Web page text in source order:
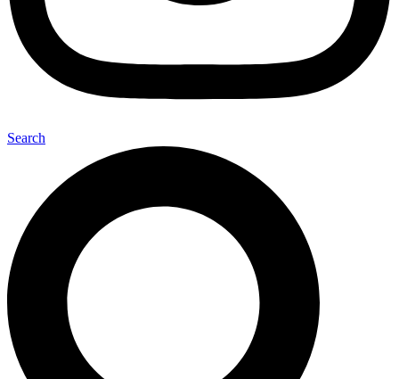
Search